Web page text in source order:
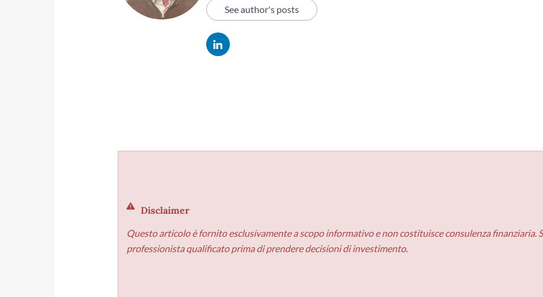
See author's posts
Disclaimer
Questo articolo è fornito esclusivamente a scopo informativo e non costituisce consulenza finanziaria.
professionista qualificato prima di prendere decisioni di investimento.